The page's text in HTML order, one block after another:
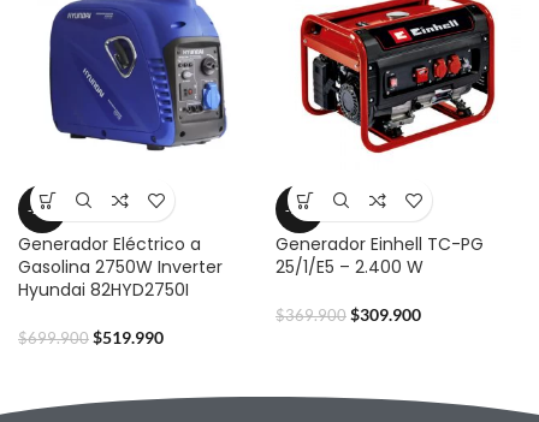
-26%
Generador Eléctrico a
Gasolina 2750W Inverter
Hyundai 82HYD2750I
$699.900 $519.990
-16%
Generador Einhell TC-PG
25/1/E5 – 2.400 W
$369.900 $309.900